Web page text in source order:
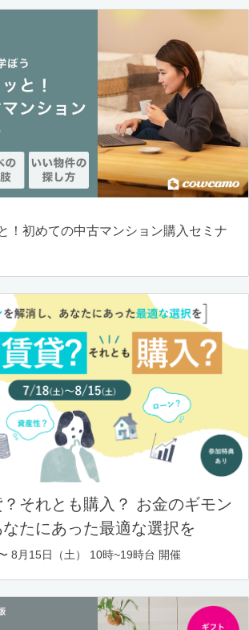
！初めての中古マンション購入セミナ
それとも購入？ お金のギモン
たにあった最適な選択を
8月15日（土） 10時~19時台 開催